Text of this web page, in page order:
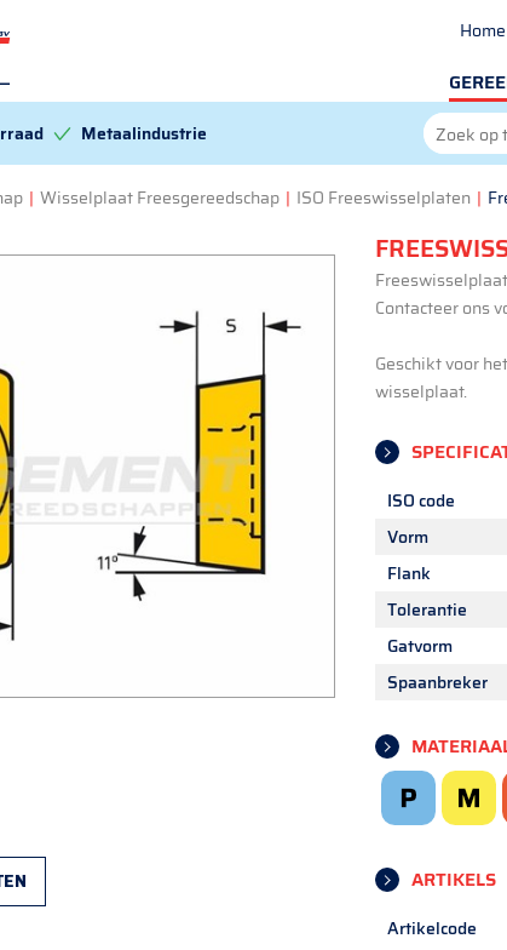
Home
Metaalindustrie
| Wisselplaat Freesgereedschap | ISO Freeswisselplaten |
Contacteer ons
Geschikt voor
wisselplaat.
ISO code
Vorm
Flank
Tolerantie
Gatvorm
Spaanbreker
ARTIKELS
Artikelcode